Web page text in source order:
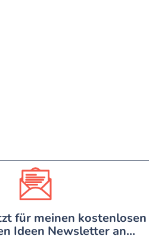
für meinen kostenlosen
Ideen Newsletter an...